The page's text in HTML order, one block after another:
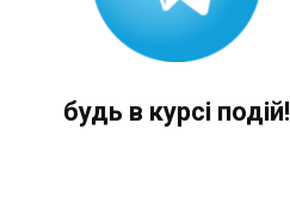
будь в курсі подій!